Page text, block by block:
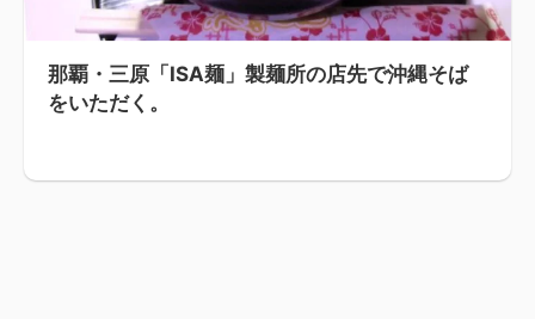
那覇・三原「ISA麺」製麺所の店先で沖縄そば
をいただく。